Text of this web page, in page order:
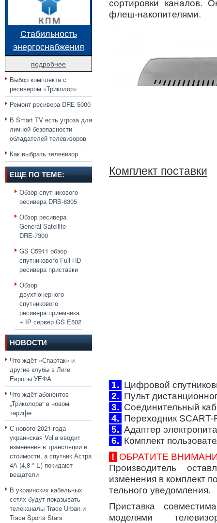
Стабильность
энергоснабжения
подробнее
Выбор комплекта с
ресивером «Триколор»
Ремонт ресивера DRE 5000
В Smart TV есть угроза для
личной безопасности
обладателей телевизоров
Как выбрать телевизор
ЕЩЕ ПО ТЕМЕ:
Обзор спутникового
ресивера DRS-8305
Обзор ресивера
General Satellite
DRE-7300
GS C5911 обзор
спутникового Full HD
ресивера приставки
Обзор
двухтюнерного
спутникового
ресивера приемника
+ IP сервер GS E502
НОВОСТИ
Что ждёт «Спартак» и
другие клубы в Лиге
Европы УЕФА
Что ждёт абонентов
„Триколора“ в новом
тарифе
С нового 2021 года
украинская Volia вводит
изменения в трансляции и
стоимости, а спутник Астра
4А (4,8 ° E) покидают
вещатели
В украинских кабельных
сетях будут показывать
телеканалы Trace Urban и
Trace Sports Stars
сортировки каналов.
флеш-накопителями.
Комплект поставки
1. Цифровой
2. Пульт
3. Соединительный
4. Переходник SCART-
5. Адаптер
6. Комплект
! ОБРАТИТЕ
Производитель
изменения в комплект
тельного уведомления.
Приставка
моделями